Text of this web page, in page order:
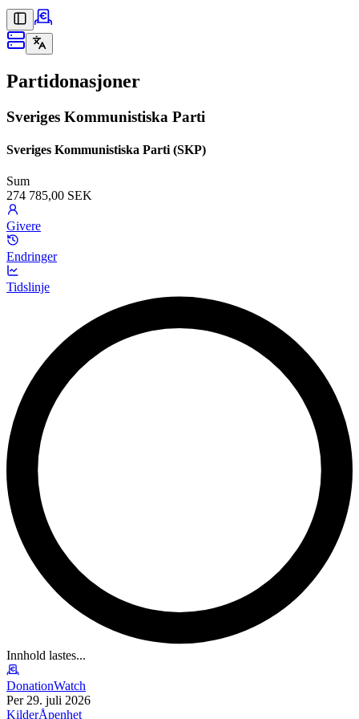
Partidonasjoner
Sveriges Kommunistiska Parti
Sveriges Kommunistiska Parti (SKP)
Sum
274 785,00 SEK
Givere
Endringer
Tidslinje
Innhold lastes...
DonationWatch
Per 29. juli 2026
KilderÅpenhet